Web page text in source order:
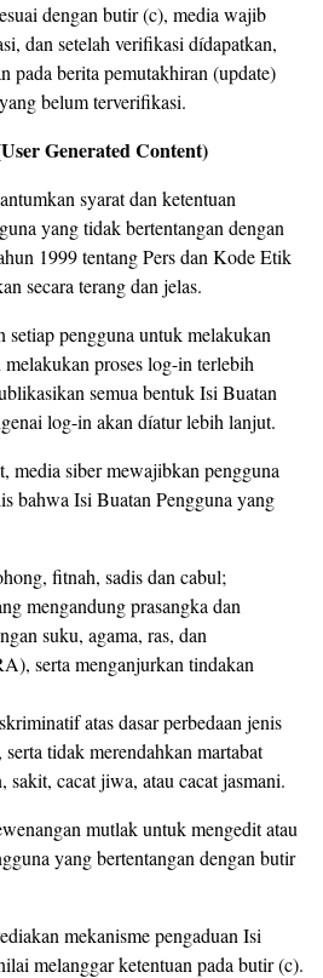
dengan butir (c), media wajib
dan setelah verifikasi dídapatkan,
pada berita pemutakhiran (update)
belum terverifikasi.
Generated Content)
syarat dan ketentuan
yang tidak bertentangan dengan
1999 tentang Pers dan Kode Etik
secara terang dan jelas.
pengguna untuk melakukan
proses log-in terlebih
semua bentuk Isi Buatan
log-in akan díatur lebih lanjut.
media siber mewajibkan pengguna
bahwa Isi Buatan Pengguna yang
fitnah, sadis dan cabul;
mengandung prasangka dan
suku, agama, ras, dan
serta menganjurkan tindakan
atas dasar perbedaan jenis
tidak merendahkan martabat
sakit, cacat jiwa, atau cacat jasmani.
mutlak untuk mengedit atau
yang bertentangan dengan butir
mekanisme pengaduan Isi
melanggar ketentuan pada butir (c).